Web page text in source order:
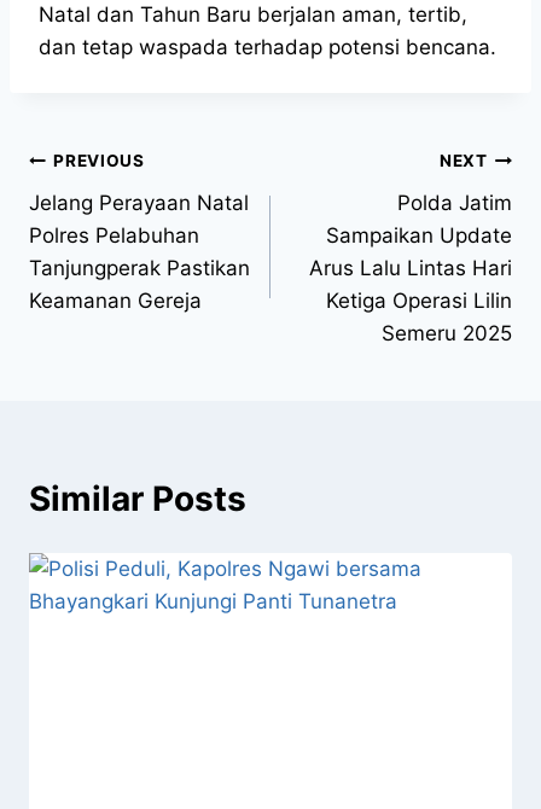
Natal dan Tahun Baru berjalan aman, tertib,
dan tetap waspada terhadap potensi bencana.
PREVIOUS
Jelang Perayaan Natal
Polres Pelabuhan
Tanjungperak Pastikan
Keamanan Gereja
NEXT
Polda Jatim
Sampaikan Update
Arus Lalu Lintas Hari
Ketiga Operasi Lilin
Semeru 2025
Similar Posts